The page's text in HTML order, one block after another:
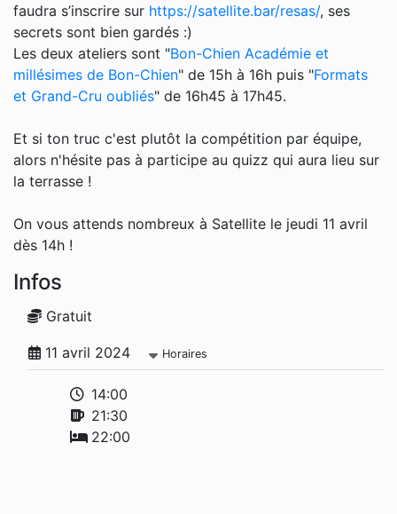
faudra s’inscrire sur https://satellite.bar/resas/, ses
secrets sont bien gardés :)
Les deux ateliers sont "Bon-Chien Académie et
millésimes de Bon-Chien" de 15h à 16h puis "Formats
et Grand-Cru oubliés" de 16h45 à 17h45.
Et si ton truc c'est plutôt la compétition par équipe,
alors n'hésite pas à participe au quizz qui aura lieu sur
la terrasse !
On vous attends nombreux à Satellite le jeudi 11 avril
dès 14h !
Infos
Gratuit
11 avril 2024 Horaires
14:00
21:30
22:00